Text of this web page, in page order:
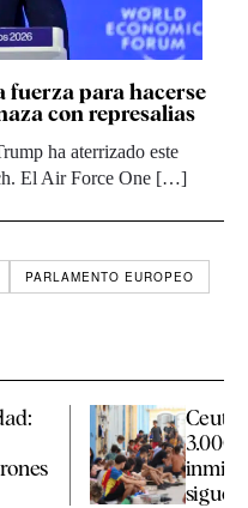
fuerza para hacerse
con represalias
ha aterrizado este
El Air Force One […]
PARLAMENTO EUROPEO
Ceuta
3.000